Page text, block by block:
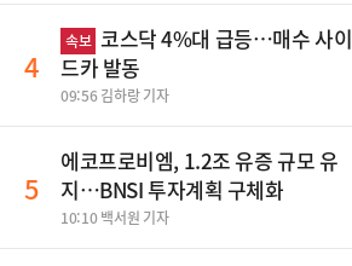
4
속보 코스닥 4%대 급등…매수 사이
드카 발동
09:56 김하랑 기자
5
에코프로비엠, 1.2조 유증 규모 유
지…BNSI 투자계획 구체화
10:10 백서원 기자